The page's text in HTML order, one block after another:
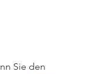
Sie den